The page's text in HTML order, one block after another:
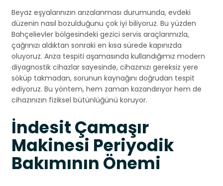
Beyaz eşyalarınızın arızalanması durumunda, evdeki
düzenin nasıl bozulduğunu çok iyi biliyoruz. Bu yüzden
Bahçelievler bölgesindeki gezici servis araçlarımızla,
çağrınızı aldıktan sonraki en kısa sürede kapınızda
oluyoruz. Arıza tespiti aşamasında kullandığımız modern
diyagnostik cihazlar sayesinde, cihazınızı gereksiz yere
söküp takmadan, sorunun kaynağını doğrudan tespit
ediyoruz. Bu yöntem, hem zaman kazandırıyor hem de
cihazınızın fiziksel bütünlüğünü koruyor.
İndesit Çamaşır
Makinesi Periyodik
Bakımının Önemi